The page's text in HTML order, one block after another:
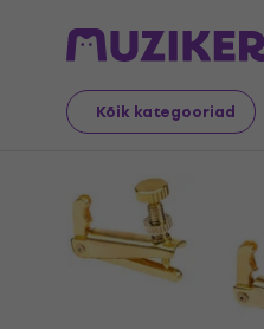
Kõik kategooriad
Muusikariistad Keeled